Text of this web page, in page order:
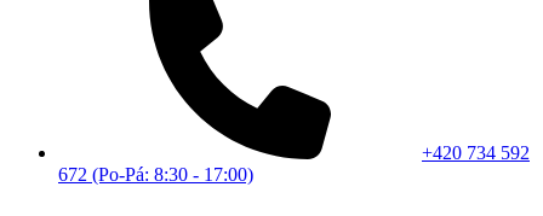
+420 734 592
672 (Po-Pá: 8:30 - 17:00)